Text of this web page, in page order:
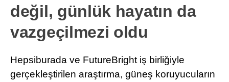
değil, günlük hayatın da
vazgeçilmezi oldu
Hepsiburada ve FutureBright iş birliğiyle
gerçekleştirilen araştırma, güneş koruyucuların